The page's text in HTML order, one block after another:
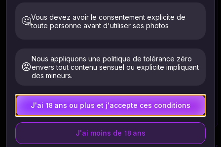
🤔Vous devez avoir le consentement explicite de
toute personne avant d'utiliser ses photos
😡
Nous appliquons une politique de tolérance zéro
envers tout contenu sensuel ou explicite impliquant
des mineurs.
J'ai 18 ans ou plus et j'accepte ces conditions
J'ai moins de 18 ans
Sélectionner une Vidéo
TOUS les fichiers sont automatiquement supprimés dans les 24
heures
Téléchargez uniquement des images de vous-même ou
Doit avoir 18 ans et plus. Supprimé dans les 24 heures.